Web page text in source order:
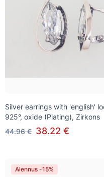
Silver earrings with 'english'
925°, oxide (Plating), Zirkons
44.96 € 38.22 €
Alennus -15%